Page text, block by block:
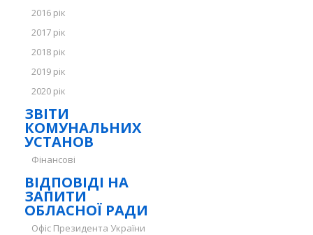
2016 рік
2017 рік
2018 рік
2019 рік
2020 рік
ЗВІТИ
КОМУНАЛЬНИХ
УСТАНОВ
Фінансові
ВІДПОВІДІ НА
ЗАПИТИ
ОБЛАСНОЇ РАДИ
Офіс Президента України